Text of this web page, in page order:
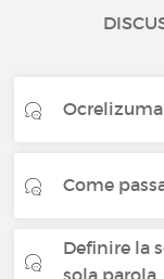
Come
Definire la
sola parola